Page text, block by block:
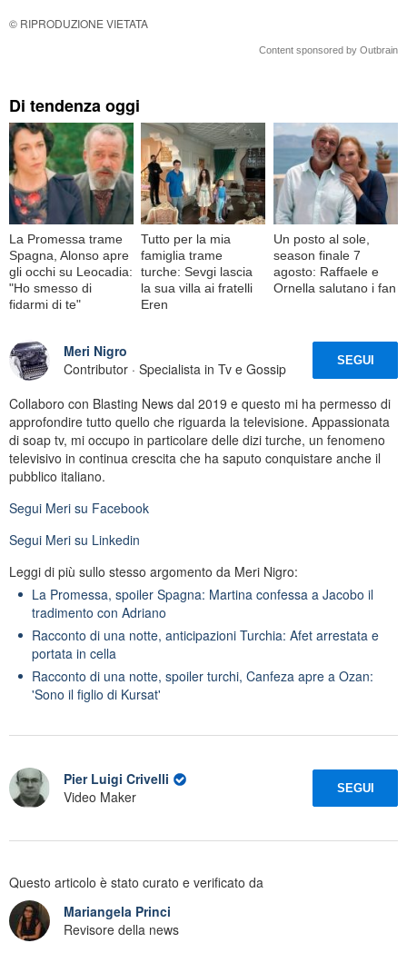
© RIPRODUZIONE VIETATA
Content sponsored by Outbrain
Di tendenza oggi
La Promessa trame
Spagna, Alonso apre
gli occhi su Leocadia:
"Ho smesso di
fidarmi di te"
Tutto per la mia
famiglia trame
turche: Sevgi lascia
la sua villa ai fratelli
Eren
Un posto al sole,
season finale 7
agosto: Raffaele e
Ornella salutano i fan
Meri Nigro
Contributor · Specialista in Tv e Gossip
SEGUI
Collaboro con Blasting News dal 2019 e questo mi ha permesso di
approfondire tutto quello che riguarda la televisione. Appassionata
di soap tv, mi occupo in particolare delle dizi turche, un fenomeno
televisivo in continua crescita che ha saputo conquistare anche il
pubblico italiano.
Segui Meri su Facebook
Segui Meri su Linkedin
Leggi di più sullo stesso argomento da Meri Nigro:
La Promessa, spoiler Spagna: Martina confessa a Jacobo il
tradimento con Adriano
Racconto di una notte, anticipazioni Turchia: Afet arrestata e
portata in cella
Racconto di una notte, spoiler turchi, Canfeza apre a Ozan:
'Sono il figlio di Kursat'
Pier Luigi Crivelli
Video Maker
SEGUI
Questo articolo è stato curato e verificato da
Mariangela Princi
Revisore della news